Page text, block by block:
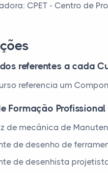
CPET - Centro de
referentes a cada
referencia um
Formação Profissional
de mecânica de
de desenho de
de desenhista